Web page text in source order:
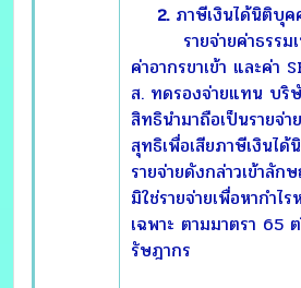
2. ภาษีเงินได้นิติบุค
รายจ่ายค่าธรรมเ
ค่าอากรขาเข้า และค่า
ส. ทดรองจ่ายแทน บ
สิทธินำมาถือเป็นรายจ่า
สุทธิเพื่อเสียภาษีเงินไ
รายจ่ายดังกล่าวเข้าลัก
มิใช่รายจ่ายเพื่อหากำไ
เฉพาะ ตามมาตรา 65
รัษฎากร